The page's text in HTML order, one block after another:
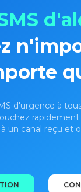
d'urgence à
rapidement
un canal reçu et